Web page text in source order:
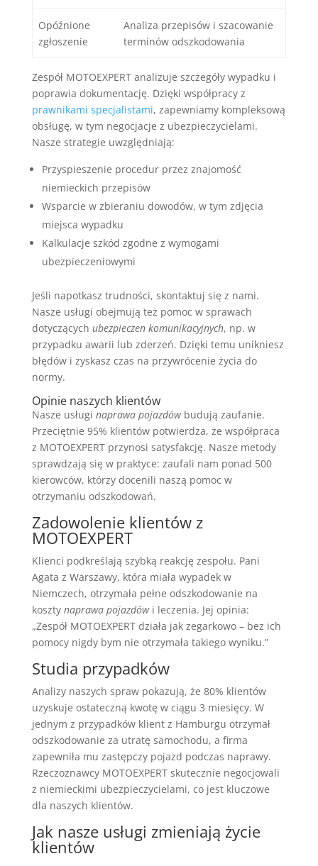
Opóźnione
zgłoszenie
Analiza przepisów i szacowanie
terminów odszkodowania
Zespół MOTOEXPERT analizuje szczegóły wypadku i
poprawia dokumentację. Dzięki współpracy z
prawnikami specjalistami, zapewniamy kompleksową
obsługę, w tym negocjacje z ubezpieczycielami.
Nasze strategie uwzględniają:
Przyspieszenie procedur przez znajomość
niemieckich przepisów
Wsparcie w zbieraniu dowodów, w tym zdjęcia
miejsca wypadku
Kalkulacje szkód zgodne z wymogami
ubezpieczeniowymi
Jeśli napotkasz trudności, skontaktuj się z nami.
Nasze usługi obejmują też pomoc w sprawach
dotyczących ubezpieczen komunikacyjnych, np. w
przypadku awarii lub zderzeń. Dzięki temu unikniesz
błędów i zyskasz czas na przywrócenie życia do
normy.
Opinie naszych klientów
Nasze usługi naprawa pojazdówbudują zaufanie.
Przeciętnie 95% klientów potwierdza, że współpraca
z MOTOEXPERT przynosi satysfakcję. Nasze metody
sprawdzają się w praktyce: zaufali nam ponad 500
kierowców, którzy docenili naszą pomoc w
otrzymaniu odszkodowań.
Zadowolenie klientów z
MOTOEXPERT
Klienci podkreślają szybką reakcję zespołu. Pani
Agata z Warszawy, która miała wypadek w
Niemczech, otrzymała pełne odszkodowanie na
koszty naprawa pojazdówi leczenia. Jej opinia:
„Zespół MOTOEXPERT działa jak zegarkowo – bez ich
pomocy nigdy bym nie otrzymała takiego wyniku.”
Studia przypadków
Analizy naszych spraw pokazują, że 80% klientów
uzyskuje ostateczną kwotę w ciągu 3 miesięcy. W
jednym z przypadków klient z Hamburgu otrzymał
odszkodowanie za utratę samochodu, a firma
zapewniła mu zastępczy pojazd podczas naprawy.
Rzeczoznawcy MOTOEXPERT skutecznie negocjowali
z niemieckimi ubezpieczycielami, co jest kluczowe
dla naszych klientów.
Jak nasze usługi zmieniają życie
klientów